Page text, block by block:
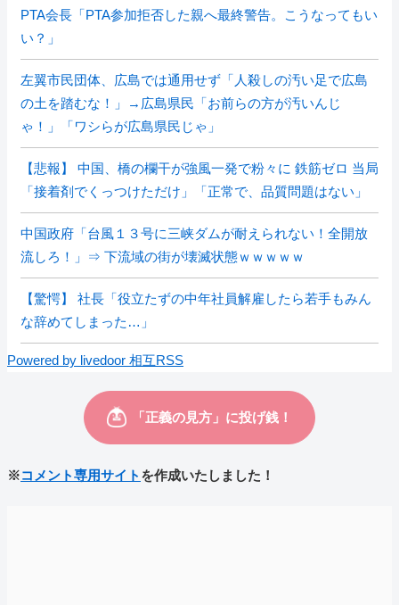
PTA会長「PTA参加拒否した親へ最終警告。こうなってもい
い？」
左翼市民団体、広島では通用せず「人殺しの汚い足で広島
の土を踏むな！」→広島県民「お前らの方が汚いんじ
ゃ！」「ワシらが広島県民じゃ」
【悲報】 中国、橋の欄干が強風一発で粉々に 鉄筋ゼロ 当局
「接着剤でくっつけただけ」「正常で、品質問題はない」
中国政府「台風１３号に三峡ダムが耐えられない！全開放
流しろ！」⇒ 下流域の街が壊滅状態ｗｗｗｗｗ
【驚愕】 社長「役立たずの中年社員解雇したら若手もみん
な辞めてしまった…」
Powered by livedoor 相互RSS
※コメント専用サイト を作成いたしました！